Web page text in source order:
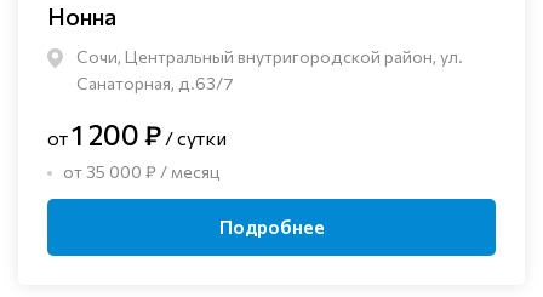
Нонна
Сочи, Центральный внутригородской район, ул.
Санаторная, д.63/7
от1 200 ₽ / сутки
от 35 000 ₽ / месяц
Подробнее